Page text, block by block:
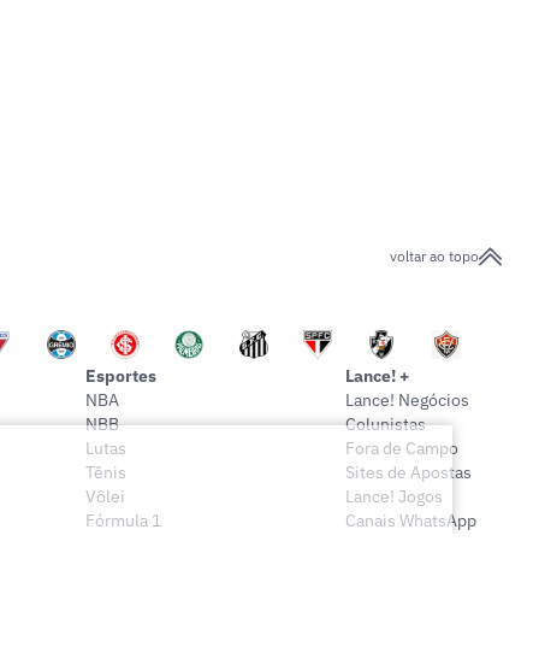
voltar ao topo
Esportes
NBA
NBB
Lutas
Tênis
Vôlei
Fórmula 1
Lance! +
Lance! Negócios
Colunistas
Fora de Campo
Sites de Apostas
Lance! Jogos
Canais WhatsApp